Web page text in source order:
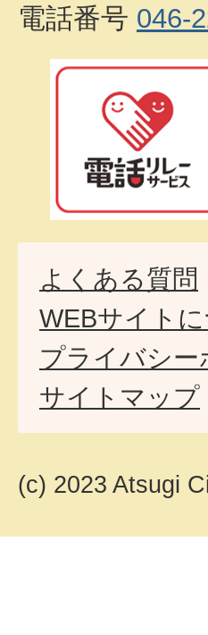
電話番号 046-
よくある質問
WEBサイト
プライバシー
サイトマップ
(c) 2023 Atsugi